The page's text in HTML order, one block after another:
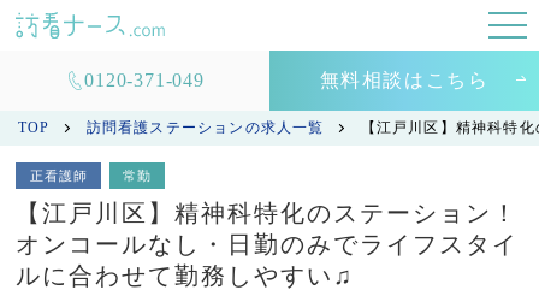
0120-371-049 無料相談はこちら
TOP 訪問看護ステーションの求人一覧 【江戸川区】精神科特
正看護師 常勤
【江戸川区】精神科特化のステーション！
オンコールなし・日勤のみでライフスタイ
ルに合わせて勤務しやすい♫